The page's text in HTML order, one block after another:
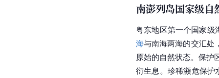
南澎列岛国家级自
粤东地区第一个国家级
海与南海两海的交汇处
原始的自然状态。保护
衍生息。珍稀濒危保护